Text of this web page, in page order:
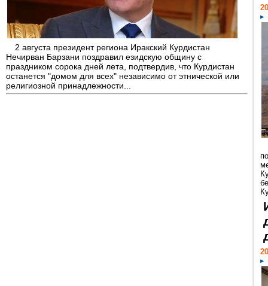
2 августа президент региона Иракский Курдистан
Нечирван Барзани поздравил езидскую общину с
праздником сорока дней лета, подтвердив, что Курдистан
останется "домом для всех" независимо от этнической или
религиозной принадлежности...